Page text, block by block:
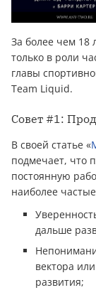
За более чем 18
только в роли
главы
Team Liquid.
Совет #1:
В своей статье «
подмечает, что
постоянную
наиболее
дальше
вектора
развития;